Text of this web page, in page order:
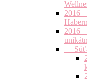
2016
2016
—